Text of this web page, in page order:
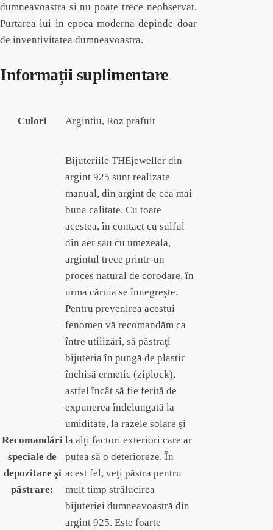
dumneavoastra si nu poate trece neobservat.
Purtarea lui in epoca moderna depinde doar
de inventivitatea dumneavoastra.
Informații suplimentare
Culori Argintiu, Roz prafuit
Recomandări
speciale de
depozitare şi
păstrare:
Bijuteriile THEjeweller din
argint 925 sunt realizate
manual, din argint de cea mai
buna calitate. Cu toate
acestea, în contact cu sulful
din aer sau cu umezeala,
argintul trece printr-un
proces natural de corodare, în
urma căruia se înnegreşte.
Pentru prevenirea acestui
fenomen vă recomandăm ca
între utilizări, să păstraţi
bijuteria în pungă de plastic
închisă ermetic (ziplock),
astfel încât să fie ferită de
expunerea îndelungată la
umiditate, la razele solare şi
la alţi factori exteriori care ar
putea să o deterioreze. În
acest fel, veţi păstra pentru
mult timp strălucirea
bijuteriei dumneavoastră din
argint 925. Este foarte